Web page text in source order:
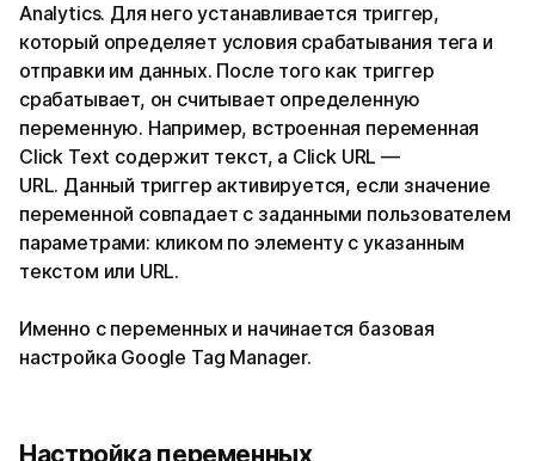
Analytics. Для него устанавливается триггер,
который определяет условия срабатывания тега и
отправки им данных. После того как триггер
срабатывает, он считывает определенную
переменную. Например, встроенная переменная
Click Text содержит текст, а Click URL —
URL. Данный триггер активируется, если значение
переменной совпадает с заданными пользователем
параметрами: кликом по элементу с указанным
текстом или URL.
Именно с переменных и начинается базовая
настройка Google Tag Manager.
Настройка переменных